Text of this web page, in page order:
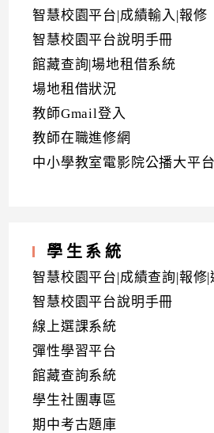
智慧校園平台|成績輸入|報修
智慧校園平台說明手冊
館藏查詢|場地租借系統
場地租借狀況
教師Gmail登入
教師在職進修網
中小學教室電影院公播大平台
學生系統
智慧校園平台|成績查詢|報修|
智慧校園平台說明手冊
線上選課系統
彈性學習平台
館藏查詢系統
學生社團專區
期中考古題庫